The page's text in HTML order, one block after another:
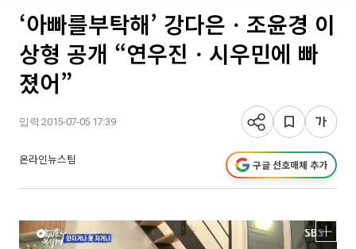
‘아빠를부탁해’ 강다은ㆍ조윤경 이
상형 공개 “연우진ㆍ시우민에 빠
졌어”
입력 2015-07-05 17:39
온라인뉴스팀 구글 선호매체 추가